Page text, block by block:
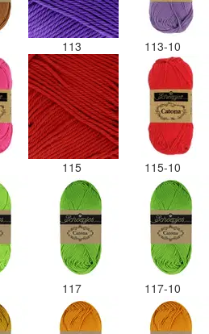
113 113-10
115 115-10
117 117-10